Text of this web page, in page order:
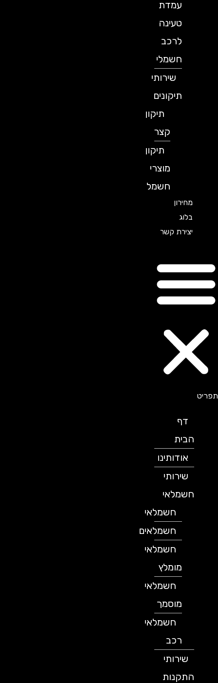
עמדת
טעינה
לרכב
חשמלי
שירותי
תיקונים
תיקון
תיקון
מוצרי
חשמל
מחירון
יצירת קשר
הבית
אודותינו
שירותי
חשמלאי
חשמלאי
חשמלאים
חשמלאי
מומלץ
חשמלאי
מוסמך
חשמלאי
שירותי
התקנות